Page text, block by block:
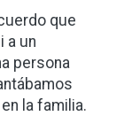
que
a un
persona
la familia.